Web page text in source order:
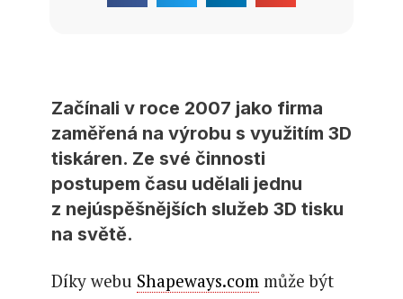
Začínali v roce 2007 jako firma
zaměřená na výrobu s využitím 3D
tiskáren. Ze své činnosti
postupem času udělali jednu
z nejúspěšnějších služeb 3D tisku
na světě.
Díky webu Shapeways.com může být